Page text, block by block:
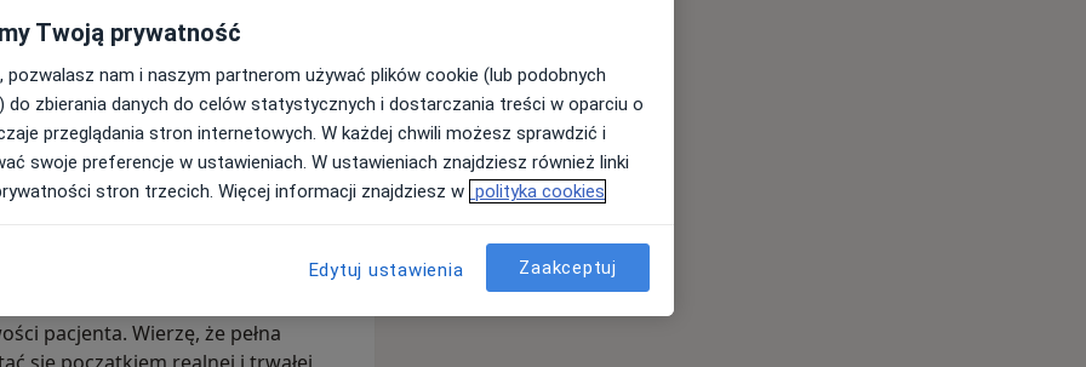
trudności emocjonalnych,
nastroju czy trudności w
pomagając im lepiej
sposoby radzenia sobie w
emocjonalnym, kryzysami
lepiej zrozumieć siebie, swoje
autentyczny kontakt oraz
pacjenta. Wierzę, że pełna
Twoją prywatność
pozwalasz nam i naszym partnerom używać plików cookie (lub podobnych
do zbierania danych do celów statystycznych i dostarczania treści w oparciu o
przeglądania stron internetowych. W każdej chwili możesz sprawdzić i
swoje preferencje w ustawieniach. W ustawieniach znajdziesz również linki
stron trzecich. Więcej informacji znajdziesz w polityka cookies
Edytuj ustawienia Zaakceptuj